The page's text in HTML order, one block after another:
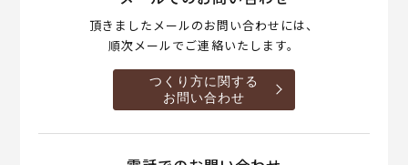
頂きましたメールのお問い合わせには、
順次メールでご連絡いたします。
つくり方に関する
お問い合わせ